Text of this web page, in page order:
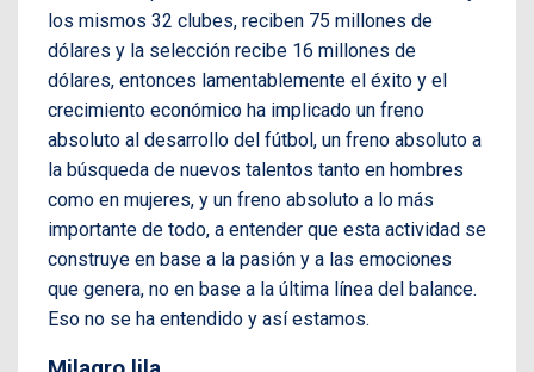
los mismos 32 clubes, reciben 75 millones de
dólares y la selección recibe 16 millones de
dólares, entonces lamentablemente el éxito y el
crecimiento económico ha implicado un freno
absoluto al desarrollo del fútbol, un freno absoluto a
la búsqueda de nuevos talentos tanto en hombres
como en mujeres, y un freno absoluto a lo más
importante de todo, a entender que esta actividad se
construye en base a la pasión y a las emociones
que genera, no en base a la última línea del balance.
Eso no se ha entendido y así estamos.